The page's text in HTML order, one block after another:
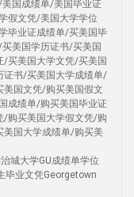
国成绩单/美国毕业证
假文凭/美国大学学位
毕业证成绩单/买美国毕
美国学历证书/买美国
/买美国大学文凭/买美国
证书/买美国大学成绩单/
国文凭/购买美国假文
成绩单/购买美国毕业证
/购买美国大学假文凭/购
美国大学成绩单/购买美
城大学GU成绩单学位
毕业文凭Georgetown